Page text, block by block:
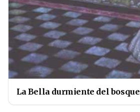
La Bella durmiente del bosque